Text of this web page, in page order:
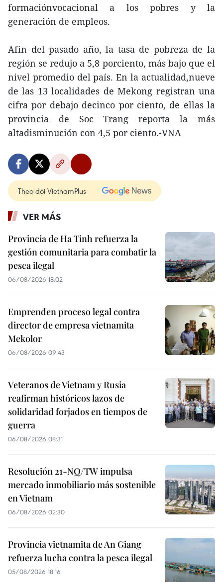
formaciónvocacional a los pobres y la
generación de empleos.
Afin del pasado año, la tasa de pobreza de la
región se redujo a 5,8 porciento, más bajo que el
nivel promedio del país. En la actualidad,nueve
de las 13 localidades de Mekong registran una
cifra por debajo decinco por ciento, de ellas la
provincia de Soc Trang reporta la más
altadisminución con 4,5 por ciento.-VNA
Theo dõi VietnamPlus
VER MÁS
Provincia de Ha Tinh refuerza la
gestión comunitaria para combatir la
pesca ilegal
06/08/2026 18:02
Emprenden proceso legal contra
director de empresa vietnamita
Mekolor
06/08/2026 09:43
Veteranos de Vietnam y Rusia
reafirman históricos lazos de
solidaridad forjados en tiempos de
guerra
06/08/2026 08:31
Resolución 21-NQ/TW impulsa
mercado inmobiliario más sostenible
en Vietnam
06/08/2026 02:30
Provincia vietnamita de An Giang
refuerza lucha contra la pesca ilegal
05/08/2026 18:16